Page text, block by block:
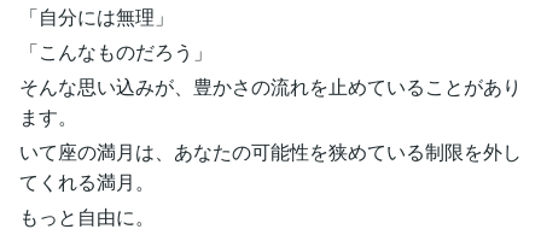
「自分には無理」
「こんなものだろう」
そんな思い込みが、豊かさの流れを止めていることがあり
ます。
いて座の満月は、あなたの可能性を狭めている制限を外し
てくれる満月。
もっと自由に。